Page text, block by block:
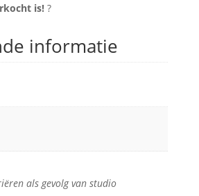
is!?
informatie
als gevolg van studio